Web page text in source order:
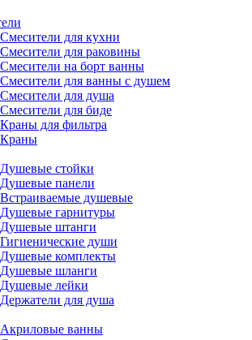
для кухни
для раковины
на борт ванны
для ванны с душем
для душа
для биде
для фильтра
стойки
панели
душевые
гарнитуры
штанги
души
комплекты
шланги
лейки
для душа
ванны